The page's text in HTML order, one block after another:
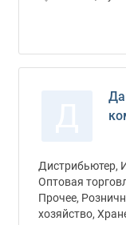
Дистрибьютер,
Оптовая
Прочее,
хозяйство,